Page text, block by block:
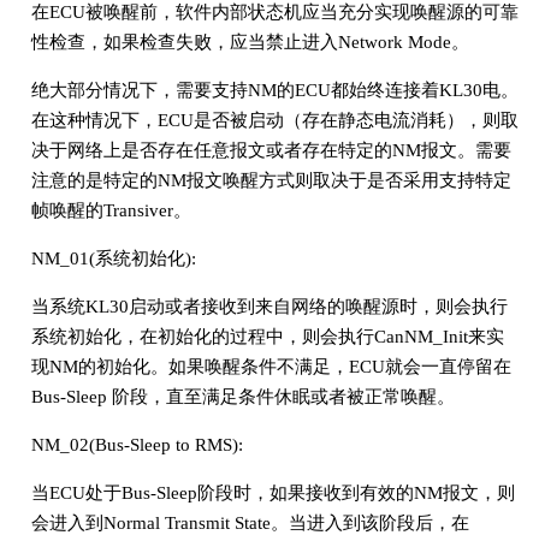
在ECU被唤醒前，软件内部状态机应当充分实现唤醒源的可靠
性检查，如果检查失败，应当禁止进入Network Mode。
绝大部分情况下，需要支持NM的ECU都始终连接着KL30电。
在这种情况下，ECU是否被启动（存在静态电流消耗），则取
决于网络上是否存在任意报文或者存在特定的NM报文。需要
注意的是特定的NM报文唤醒方式则取决于是否采用支持特定
帧唤醒的Transiver。
NM_01(系统初始化):
当系统KL30启动或者接收到来自网络的唤醒源时，则会执行
系统初始化，在初始化的过程中，则会执行CanNM_Init来实
现NM的初始化。如果唤醒条件不满足，ECU就会一直停留在
Bus-Sleep 阶段，直至满足条件休眠或者被正常唤醒。
NM_02(Bus-Sleep to RMS):
当ECU处于Bus-Sleep阶段时，如果接收到有效的NM报文，则
会进入到Normal Transmit State。当进入到该阶段后，在